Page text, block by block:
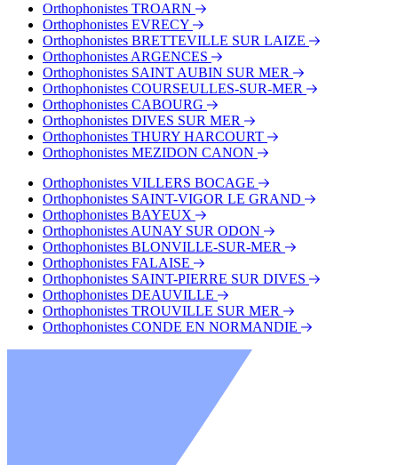
Orthophonistes TROARN
Orthophonistes EVRECY
Orthophonistes BRETTEVILLE SUR LAIZE
Orthophonistes ARGENCES
Orthophonistes SAINT AUBIN SUR MER
Orthophonistes COURSEULLES-SUR-MER
Orthophonistes CABOURG
Orthophonistes DIVES SUR MER
Orthophonistes THURY HARCOURT
Orthophonistes MEZIDON CANON
Orthophonistes VILLERS BOCAGE
Orthophonistes SAINT-VIGOR LE GRAND
Orthophonistes BAYEUX
Orthophonistes AUNAY SUR ODON
Orthophonistes BLONVILLE-SUR-MER
Orthophonistes FALAISE
Orthophonistes SAINT-PIERRE SUR DIVES
Orthophonistes DEAUVILLE
Orthophonistes TROUVILLE SUR MER
Orthophonistes CONDE EN NORMANDIE